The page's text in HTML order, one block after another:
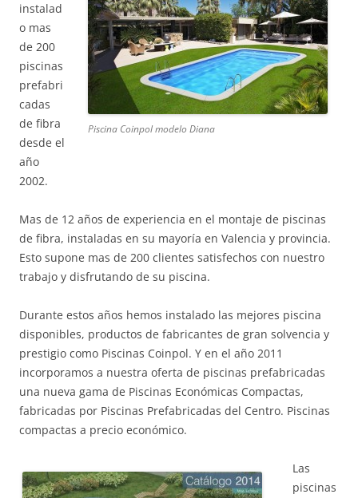
Piscina Coinpol modelo Diana
instalad
o mas
de 200
piscinas
prefabri
cadas
de fibra
desde el
año
2002.
Mas de 12 años de experiencia en el montaje de piscinas
de fibra, instaladas en su mayoría en Valencia y provincia.
Esto supone mas de 200 clientes satisfechos con nuestro
trabajo y disfrutando de su piscina.
Durante estos años hemos instalado las mejores piscina
disponibles, productos de fabricantes de gran solvencia y
prestigio como Piscinas Coinpol. Y en el año 2011
incorporamos a nuestra oferta de piscinas prefabricadas
una nueva gama de Piscinas Económicas Compactas,
fabricadas por Piscinas Prefabricadas del Centro. Piscinas
compactas a precio económico.
Las
piscinas